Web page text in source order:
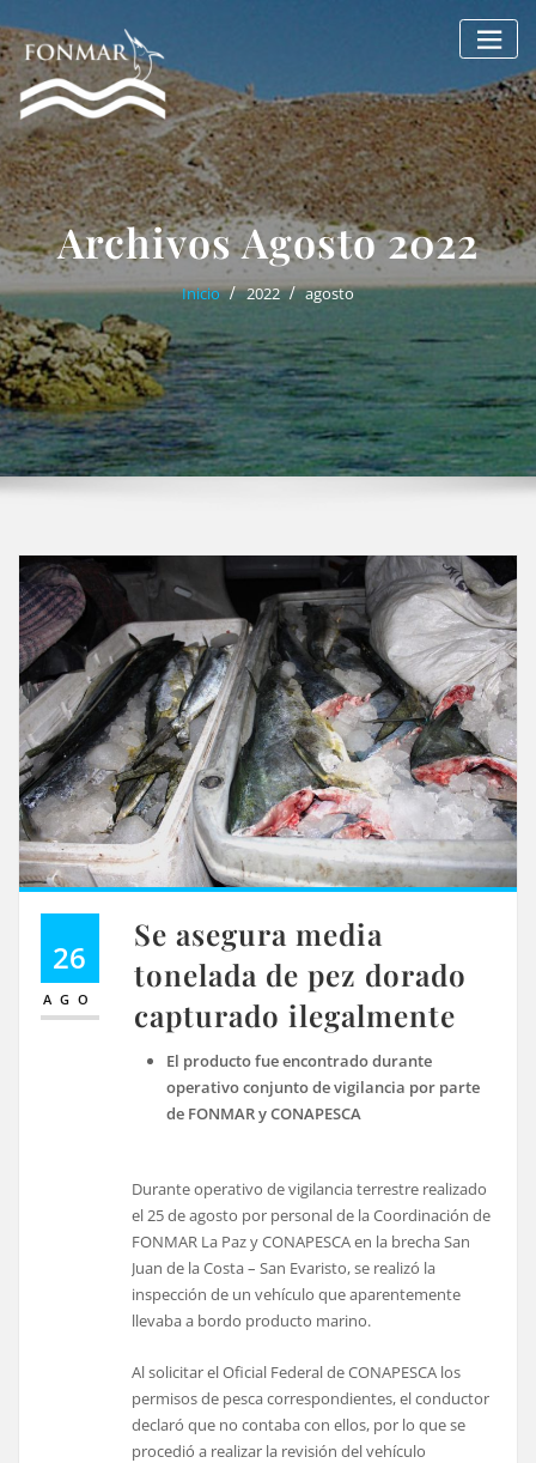
al
contenido
Archivos Agosto 2022
Inicio 2022 agosto
26
AGO
Se asegura media
tonelada de pez dorado
capturado ilegalmente
El producto fue encontrado durante
operativo conjunto de vigilancia por parte
de FONMAR y CONAPESCA
Durante operativo de vigilancia terrestre realizado
el 25 de agosto por personal de la Coordinación de
FONMAR La Paz y CONAPESCA en la brecha San
Juan de la Costa – San Evaristo, se realizó la
inspección de un vehículo que aparentemente
llevaba a bordo producto marino.
Al solicitar el Oficial Federal de CONAPESCA los
permisos de pesca correspondientes, el conductor
declaró que no contaba con ellos, por lo que se
procedió a realizar la revisión del vehículo